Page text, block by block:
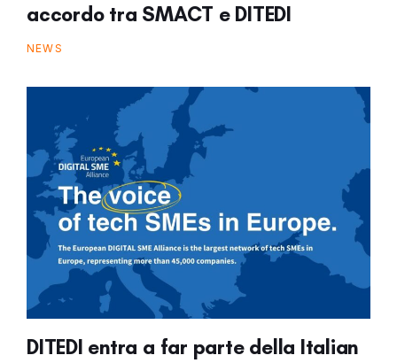
accordo tra SMACT e DITEDI
NEWS
DITEDI entra a far parte della Italian